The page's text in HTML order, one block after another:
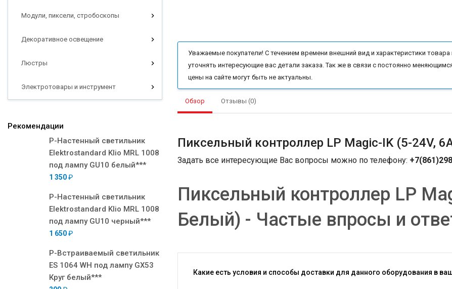
Модули, пиксели, стробоскопы
Декоративное освещение
Люстры
Электротовары и инструмент
Рекомендации
Р-Настенный светильник
Elektrostandard Klio MRL 1008
под лампу GU10 белый***
1 350₽
Р-Настенный светильник
Elektrostandard Klio MRL 1008
под лампу GU10 черный***
1 650₽
Р-Встраиваемый светильник
ES 1064 WH под лампу GX53
Круг белый***
Уважаемые покупатели! С течением времени внешний вид и характеристики
уточнять интересующие вас детали заказа. Так же в связи с постоянно
цены на сайте могут быть не актуальны.
Обзор Отзывы (0)
Пиксельный контроллер LP Magic-IK (5-24V,
Задать все интересующие Вас вопросы можно по телефону:
Пиксельный контроллер LP
Белый) - Частые впросы и
Какие есть условия и способы доставки для данного оборудования в